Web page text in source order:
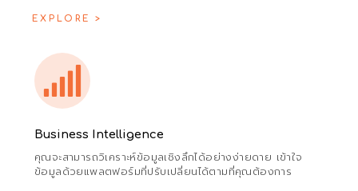
EXPLORE >
Business Intelligence
คุณจะสามารถวิเคราะห์ข้อมูลเชิงลึกได้อย่างง่ายดาย เข้าใจ
ข้อมูลด้วยแพลตฟอร์มที่ปรับเปลี่ยนได้ตามที่คุณต้องการ